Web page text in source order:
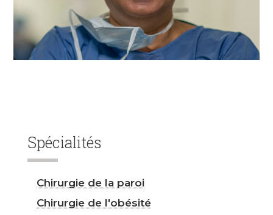
spécialités
Chirurgie de la paroi
Chirurgie de l'obésité